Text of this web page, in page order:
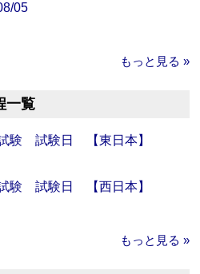
05
もっと見る »
一覧
験 試験日 【東日本】
験 試験日 【西日本】
もっと見る »